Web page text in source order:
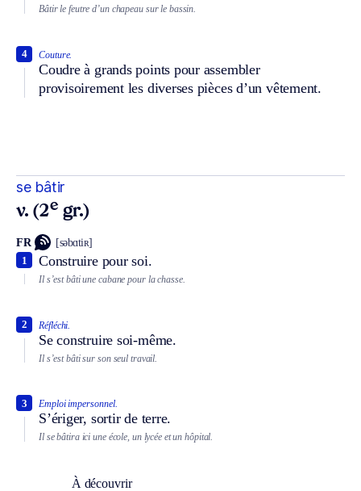
Bâtir le feutre d’un chapeau sur le bassin.
Couture.
Coudre à grands points pour assembler
provisoirement les diverses pièces d’un vêtement.
4
se bâtir
v. (2e gr.)
FR [səbɑtiʀ]
Construire pour soi.
1
Il s’est bâti une cabane pour la chasse.
Réfléchi.
Se construire soi-même.
2
Il s’est bâti sur son seul travail.
Emploi impersonnel.
S’ériger, sortir de terre.
3
Il se bâtira ici une école, un lycée et un hôpital.
À découvrir